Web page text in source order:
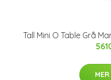
Tall Mini O Table Grå